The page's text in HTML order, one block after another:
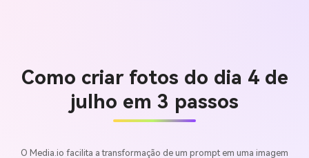
Como criar fotos do dia 4 de
julho em 3 passos
O Media.io facilita a transformação de um prompt em uma imagem